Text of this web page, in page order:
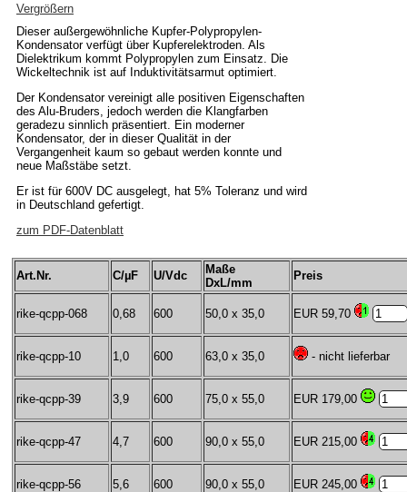
Vergrößern
Dieser außergewöhnliche Kupfer-Polypropylen-
Kondensator verfügt über Kupferelektroden. Als
Dielektrikum kommt Polypropylen zum Einsatz. Die
Wickeltechnik ist auf Induktivitätsarmut optimiert.
Der Kondensator vereinigt alle positiven Eigenschaften
des Alu-Bruders, jedoch werden die Klangfarben
geradezu sinnlich präsentiert. Ein moderner
Kondensator, der in dieser Qualität in der
Vergangenheit kaum so gebaut werden konnte und
neue Maßstäbe setzt.
Er ist für 600V DC ausgelegt, hat 5% Toleranz und wird
in Deutschland gefertigt.
zum PDF-Datenblatt
Art.Nr. C/µF U/Vdc
Maße
DxL/mm
Preis
rike-qcpp-068 0,68 600 50,0 x 35,0 EUR 59,70
rike-qcpp-10 1,0 600 63,0 x 35,0 - nicht lieferbar
rike-qcpp-39 3,9 600 75,0 x 55,0 EUR 179,00
rike-qcpp-47 4,7 600 90,0 x 55,0 EUR 215,00
rike-qcpp-56 5,6 600 90,0 x 55,0 EUR 245,00